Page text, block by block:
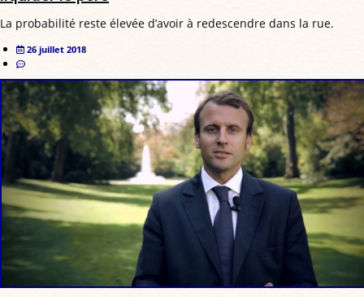
La probabilité reste élevée d’avoir à redescendre dans la rue.
26 juillet 2018